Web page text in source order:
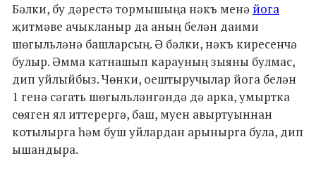
Бәлки, бу дәрестә тормышыңа нәкъ менә йога
җитмәве ачыкланыр да аның белән даими
шөгыльләнә башларсың. Ә бәлки, нәкъ киресенчә
булыр. Әмма катнашып карауның зыяны булмас,
дип уйлыйбыз. Чөнки, оештыручылар йога белән
1 генә сәгать шөгыльләнгәндә дә арка, умыртка
сөяген ял иттерергә, баш, муен авыртуыннан
котылырга һәм буш уйлардан арынырга була, дип
ышандыра.